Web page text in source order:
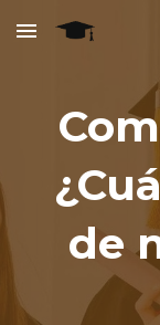
Skip to main
de